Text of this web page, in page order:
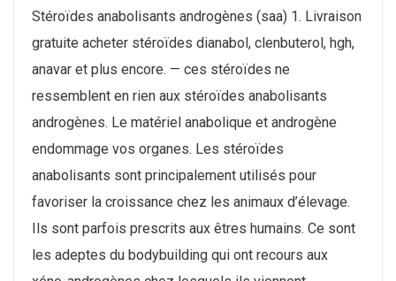
Stéroïdes anabolisants androgènes (saa) 1. Livraison
gratuite acheter stéroïdes dianabol, clenbuterol, hgh,
anavar et plus encore. — ces stéroïdes ne
ressemblent en rien aux stéroïdes anabolisants
androgènes. Le matériel anabolique et androgène
endommage vos organes. Les stéroïdes
anabolisants sont principalement utilisés pour
favoriser la croissance chez les animaux d’élevage.
Ils sont parfois prescrits aux êtres humains. Ce sont
les adeptes du bodybuilding qui ont recours aux